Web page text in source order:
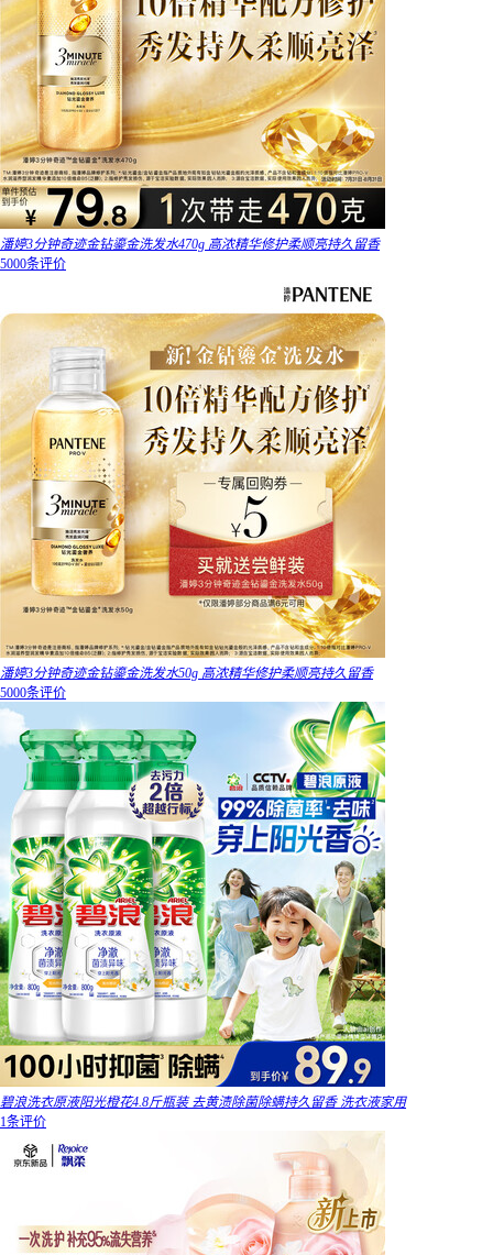
潘婷3分钟奇迹金钻鎏金洗发水470g 高浓精华修护柔顺亮持久留香
5000条评价
潘婷3分钟奇迹金钻鎏金洗发水50g 高浓精华修护柔顺亮持久留香
5000条评价
碧浪洗衣原液阳光橙花4.8斤瓶装 去黄渍除菌除螨持久留香 洗衣液家用
1条评价